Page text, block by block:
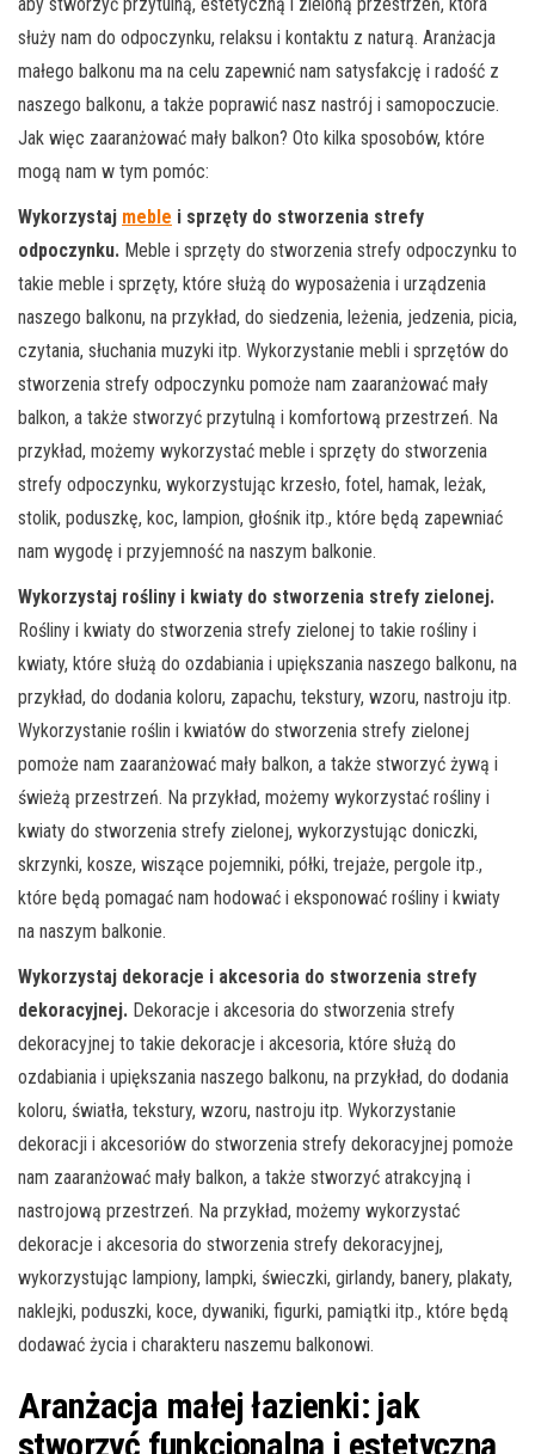
służy nam do odpoczynku, relaksu i kontaktu z naturą. Aranżacja
małego balkonu ma na celu zapewnić nam satysfakcję i radość z
naszego balkonu, a także poprawić nasz nastrój i samopoczucie.
Jak więc zaaranżować mały balkon? Oto kilka sposobów, które
mogą nam w tym pomóc:
Wykorzystaj meble i sprzęty do stworzenia strefy
odpoczynku. Meble i sprzęty do stworzenia strefy odpoczynku to
takie meble i sprzęty, które służą do wyposażenia i urządzenia
naszego balkonu, na przykład, do siedzenia, leżenia, jedzenia, picia,
czytania, słuchania muzyki itp. Wykorzystanie mebli i sprzętów do
stworzenia strefy odpoczynku pomoże nam zaaranżować mały
balkon, a także stworzyć przytulną i komfortową przestrzeń. Na
przykład, możemy wykorzystać meble i sprzęty do stworzenia
strefy odpoczynku, wykorzystując krzesło, fotel, hamak, leżak,
stolik, poduszkę, koc, lampion, głośnik itp., które będą zapewniać
nam wygodę i przyjemność na naszym balkonie.
Wykorzystaj rośliny i kwiaty do stworzenia strefy zielonej.
Rośliny i kwiaty do stworzenia strefy zielonej to takie rośliny i
kwiaty, które służą do ozdabiania i upiększania naszego balkonu, na
przykład, do dodania koloru, zapachu, tekstury, wzoru, nastroju itp.
Wykorzystanie roślin i kwiatów do stworzenia strefy zielonej
pomoże nam zaaranżować mały balkon, a także stworzyć żywą i
świeżą przestrzeń. Na przykład, możemy wykorzystać rośliny i
kwiaty do stworzenia strefy zielonej, wykorzystując doniczki,
skrzynki, kosze, wiszące pojemniki, półki, trejaże, pergole itp.,
które będą pomagać nam hodować i eksponować rośliny i kwiaty
na naszym balkonie.
Wykorzystaj dekoracje i akcesoria do stworzenia strefy
dekoracyjnej. Dekoracje i akcesoria do stworzenia strefy
dekoracyjnej to takie dekoracje i akcesoria, które służą do
ozdabiania i upiększania naszego balkonu, na przykład, do dodania
koloru, światła, tekstury, wzoru, nastroju itp. Wykorzystanie
dekoracji i akcesoriów do stworzenia strefy dekoracyjnej pomoże
nam zaaranżować mały balkon, a także stworzyć atrakcyjną i
nastrojową przestrzeń. Na przykład, możemy wykorzystać
dekoracje i akcesoria do stworzenia strefy dekoracyjnej,
wykorzystując lampiony, lampki, świeczki, girlandy, banery, plakaty,
naklejki, poduszki, koce, dywaniki, figurki, pamiątki itp., które będą
dodawać życia i charakteru naszemu balkonowi.
Aranżacja małej łazienki: jak
stworzyć funkcjonalną i estetyczną